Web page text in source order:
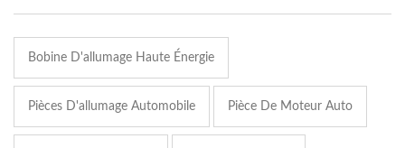
Bobine D'allumage Haute Énergie
Pièces D'allumage Automobile Pièce De Moteur Auto